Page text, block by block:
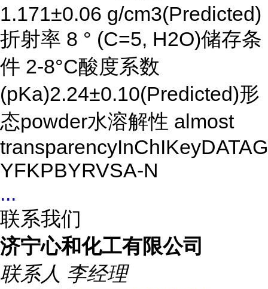
1.171±0.06 g/cm3(Predicted)
折射率 8 ° (C=5, H2O)储存条
件 2-8°C酸度系数
(pKa)2.24±0.10(Predicted)形
态powder水溶解性 almost
YFKPBYRVSA-N
...
联系我们
济宁心和化工有限公司
联系人 李经理